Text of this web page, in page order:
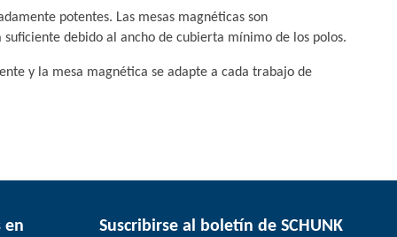
potentes. Las mesas magnéticas son
debido al ancho de cubierta mínimo de los polos.
y la mesa magnética se adapte a cada trabajo de
en
Suscribirse al boletín de SCHUNK